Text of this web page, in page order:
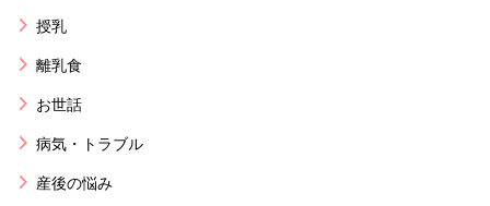
授乳
離乳食
お世話
病気・トラブル
産後の悩み